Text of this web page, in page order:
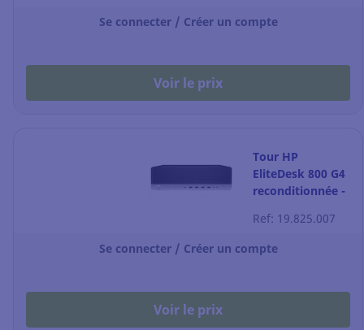
Se connecter / Créer un compte
Voir le prix
Tour HP
EliteDesk 800 G4
reconditionnée -
Ref: 19.825.007
Se connecter / Créer un compte
Voir le prix